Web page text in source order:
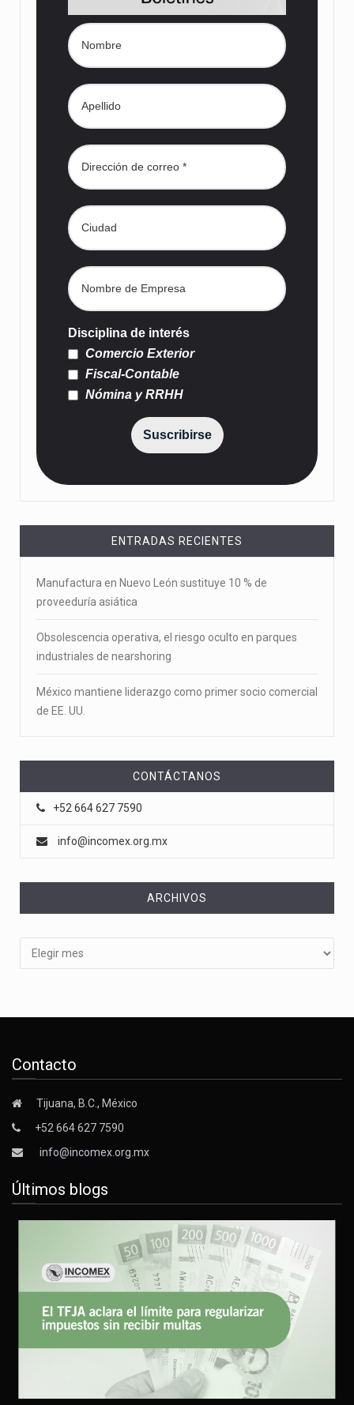
Disciplina de interés
Comercio Exterior
Fiscal-Contable
Nómina y RRHH
Suscribirse
ENTRADAS RECIENTES
Manufactura en Nuevo León sustituye 10 % de
proveeduría asiática
Obsolescencia operativa, el riesgo oculto en parques
industriales de nearshoring
México mantiene liderazgo como primer socio comercial
de EE. UU.
CONTÁCTANOS
+52 664 627 7590
info@incomex.org.mx
ARCHIVOS
Contacto
Tijuana, B.C., México
+52 664 627 7590
info@incomex.org.mx
Últimos blogs